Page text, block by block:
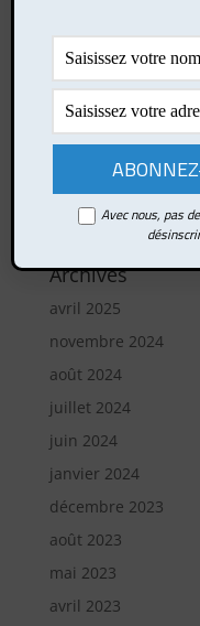
Comment
Comment rebondir
Le sport : un
L’attention à l’ère
Archives
avril 2025
novembre 2024
août 2024
juillet 2024
juin 2024
janvier 2024
décembre 2023
août 2023
mai 2023
avril 2023
Avec nous, pas